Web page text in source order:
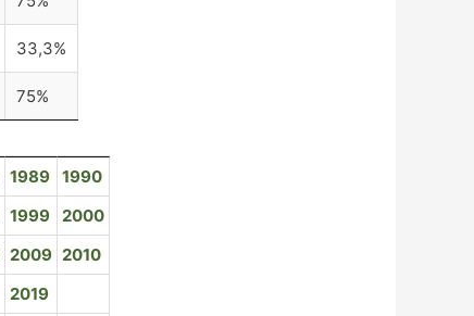
33,3%
75%
1989 1990
1999 2000
2009 2010
2019